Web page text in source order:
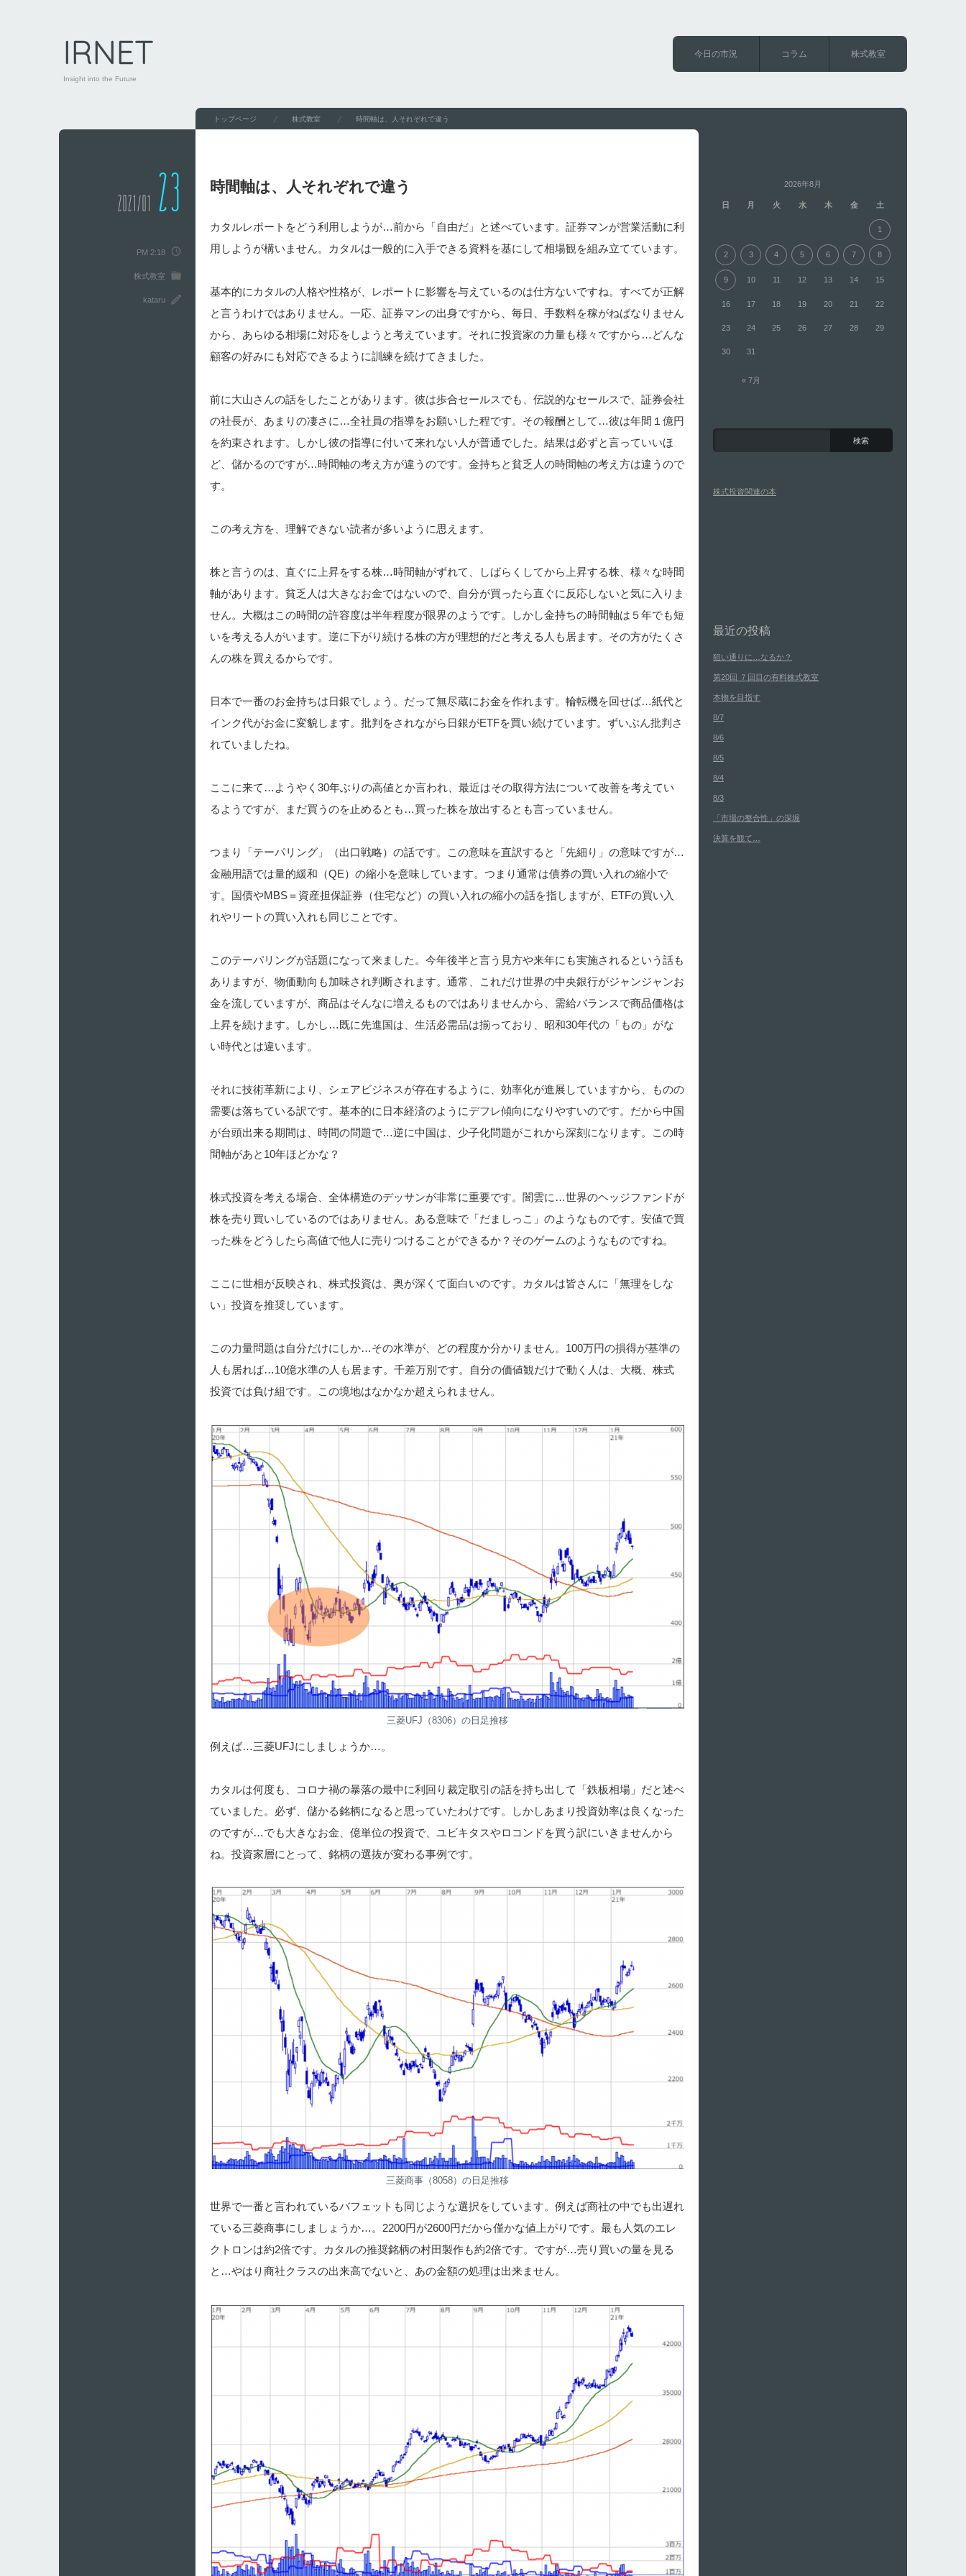
IRNET
Insight into the Future
今日の市況 コラム 株式教室
トップページ 株式教室 時間軸は、人それぞれで違う
時間軸は、人それぞれで違う
2021/01 23
PM 2:18
株式教室
kataru
カタルレポートをどう利用しようが…前から「自由だ」と述べています。証券マンが営業活動に利
用しようが構いません。カタルは一般的に入手できる資料を基にして相場観を組み立てています。
基本的にカタルの人格や性格が、レポートに影響を与えているのは仕方ないですね。すべてが正解
と言うわけではありません。一応、証券マンの出身ですから、毎日、手数料を稼がねばなりません
から、あらゆる相場に対応をしようと考えています。それに投資家の力量も様々ですから…どんな
顧客の好みにも対応できるように訓練を続けてきました。
前に大山さんの話をしたことがあります。彼は歩合セールスでも、伝説的なセールスで、証券会社
の社長が、あまりの凄さに…全社員の指導をお願いした程です。その報酬として…彼は年間１億円
を約束されます。しかし彼の指導に付いて来れない人が普通でした。結果は必ずと言っていいほ
ど、儲かるのですが…時間軸の考え方が違うのです。金持ちと貧乏人の時間軸の考え方は違うので
す。
この考え方を、理解できない読者が多いように思えます。
株と言うのは、直ぐに上昇をする株…時間軸がずれて、しばらくしてから上昇する株、様々な時間
軸があります。貧乏人は大きなお金ではないので、自分が買ったら直ぐに反応しないと気に入りま
せん。大概はこの時間の許容度は半年程度が限界のようです。しかし金持ちの時間軸は５年でも短
いを考える人がいます。逆に下がり続ける株の方が理想的だと考える人も居ます。その方がたくさ
んの株を買えるからです。
日本で一番のお金持ちは日銀でしょう。だって無尽蔵にお金を作れます。輪転機を回せば…紙代と
インク代がお金に変貌します。批判をされながら日銀がETFを買い続けています。ずいぶん批判さ
れていましたね。
ここに来て…ようやく30年ぶりの高値とか言われ、最近はその取得方法について改善を考えてい
るようですが、まだ買うのを止めるとも…買った株を放出するとも言っていません。
つまり「テーパリング」（出口戦略）の話です。この意味を直訳すると「先細り」の意味ですが…
金融用語では量的緩和（QE）の縮小を意味しています。つまり通常は債券の買い入れの縮小で
す。国債やMBS＝資産担保証券（住宅など）の買い入れの縮小の話を指しますが、ETFの買い入
れやリートの買い入れも同じことです。
このテーパリングが話題になって来ました。今年後半と言う見方や来年にも実施されるという話も
ありますが、物価動向も加味され判断されます。通常、これだけ世界の中央銀行がジャンジャンお
金を流していますが、商品はそんなに増えるものではありませんから、需給バランスで商品価格は
上昇を続けます。しかし…既に先進国は、生活必需品は揃っており、昭和30年代の「もの」がな
い時代とは違います。
それに技術革新により、シェアビジネスが存在するように、効率化が進展していますから、ものの
需要は落ちている訳です。基本的に日本経済のようにデフレ傾向になりやすいのです。だから中国
が台頭出来る期間は、時間の問題で…逆に中国は、少子化問題がこれから深刻になります。この時
間軸があと10年ほどかな？
株式投資を考える場合、全体構造のデッサンが非常に重要です。闇雲に…世界のヘッジファンドが
株を売り買いしているのではありません。ある意味で「だましっこ」のようなものです。安値で買
った株をどうしたら高値で他人に売りつけることができるか？そのゲームのようなものですね。
ここに世相が反映され、株式投資は、奥が深くて面白いのです。カタルは皆さんに「無理をしな
い」投資を推奨しています。
この力量問題は自分だけにしか…その水準が、どの程度か分かりません。100万円の損得が基準の
人も居れば…10億水準の人も居ます。千差万別です。自分の価値観だけで動く人は、大概、株式
投資では負け組です。この境地はなかなか超えられません。
三菱UFJ（8306）の日足推移
例えば…三菱UFJにしましょうか…。
カタルは何度も、コロナ禍の暴落の最中に利回り裁定取引の話を持ち出して「鉄板相場」だと述べ
ていました。必ず、儲かる銘柄になると思っていたわけです。しかしあまり投資効率は良くなった
のですが…でも大きなお金、億単位の投資で、ユビキタスやロコンドを買う訳にいきませんから
ね。投資家層にとって、銘柄の選抜が変わる事例です。
三菱商事（8058）の日足推移
世界で一番と言われているバフェットも同じような選択をしています。例えば商社の中でも出遅れ
ている三菱商事にしましょうか…。2200円が2600円だから僅かな値上がりです。最も人気のエレ
クトロンは約2倍です。カタルの推奨銘柄の村田製作も約2倍です。ですが…売り買いの量を見る
と…やはり商社クラスの出来高でないと、あの金額の処理は出来ません。
2026年8月
日 月 火 水 木 金 土
« 7月
1
2 3 4 5 6 7 8
9 10 11 12 13 14 15
16 17 18 19 20 21 22
23 24 25 26 27 28 29
30 31
株式投資関連の本
最近の投稿
狙い通りに…なるか？
第20回 ７回目の有料株式教室
本物を目指す
8/7
8/6
8/5
8/4
8/3
「市場の整合性」の深堀
決算を観て…